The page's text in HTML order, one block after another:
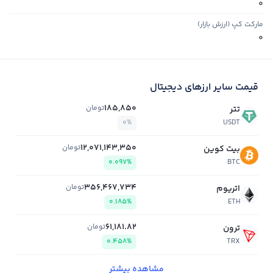
0
مارکت کپ (ارزش بازار)
0
قیمت سایر ارزهای دیجیتال
تتر
USDT
185,850تومان
0%
بیت کوین
BTC
12,071,143,350تومان
0.097%
اتریوم
ETH
356,467,734تومان
0.185%
ترون
TRX
61,181.82تومان
0.458%
مشاهده بیشتر